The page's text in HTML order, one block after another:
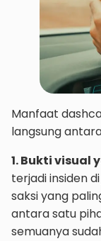
Manfaat
langsung
1. Bukti visual
terjadi insiden
saksi yang
antara satu
semuanya